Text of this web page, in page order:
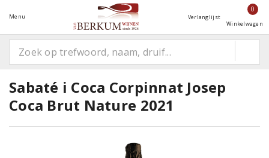
Menu Verlanglijst
0
Winkelwagen
Sabaté i Coca Corpinnat Josep
Coca Brut Nature 2021